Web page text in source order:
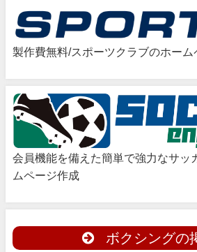
製作費無料/スポーツクラブのホーム
会員機能を備えた簡単で強力なサッ
ムページ作成
ボクシングの